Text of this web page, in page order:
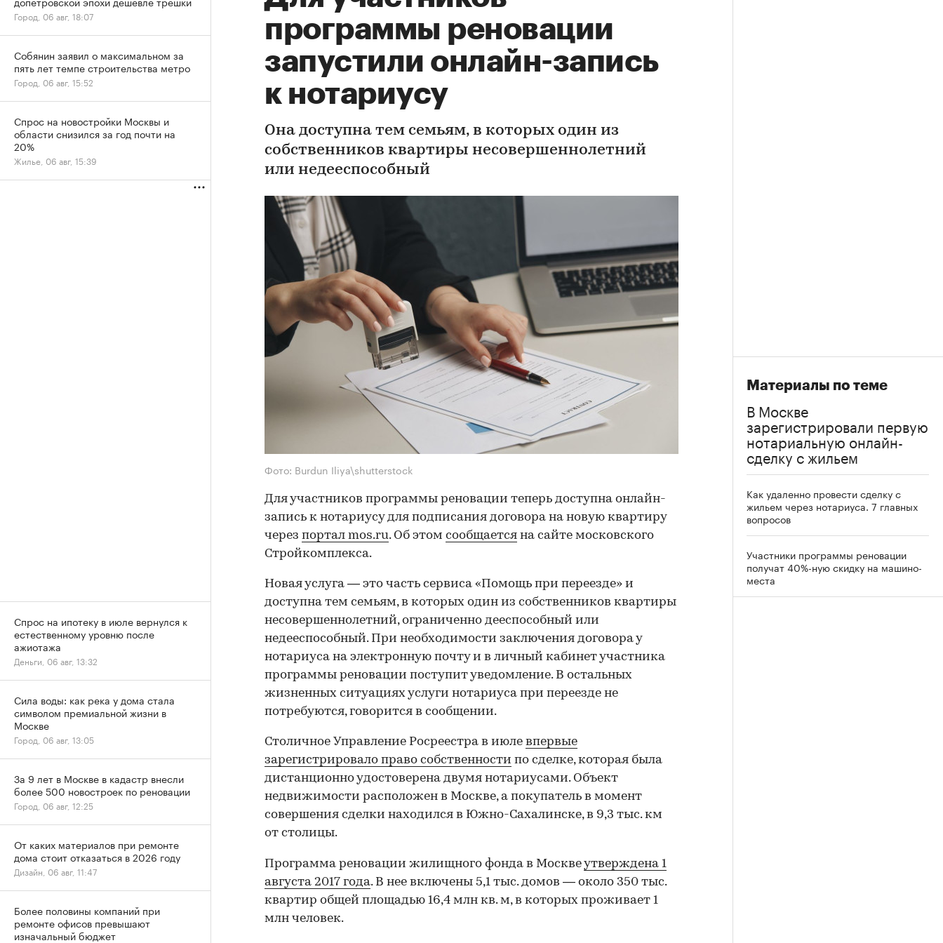
программы реновации
запустили онлайн-запись
к нотариусу
Она доступна тем семьям, в которых один из
собственников квартиры несовершеннолетний
или недееспособный
Фото: Burdun Iliya\shutterstock
Для участников программы реновации теперь доступна онлайн-
запись к нотариусу для подписания договора на новую квартиру
через портал mos.ru. Об этом сообщается на сайте московского
Стройкомплекса.
Новая услуга — это часть сервиса «Помощь при переезде» и
доступна тем семьям, в которых один из собственников квартиры
несовершеннолетний, ограниченно дееспособный или
недееспособный. При необходимости заключения договора у
нотариуса на электронную почту и в личный кабинет участника
программы реновации поступит уведомление. В остальных
жизненных ситуациях услуги нотариуса при переезде не
потребуются, говорится в сообщении.
Столичное Управление Росреестра в июле впервые
зарегистрировало право собственности по сделке, которая была
дистанционно удостоверена двумя нотариусами. Объект
недвижимости расположен в Москве, а покупатель в момент
совершения сделки находился в Южно-Сахалинске, в 9,3 тыс. км
от столицы.
Программа реновации жилищного фонда в Москвеутверждена 1
августа 2017 года. В нее включены 5,1 тыс. домов — около 350 тыс.
квартир общей площадью 16,4 млн кв. м, в которых проживает 1
млн человек.
Материалы по теме
В Москве
зарегистрировали первую
нотариальную онлайн-
сделку с жильем
Как удаленно провести сделку с
жильем через нотариуса. 7 главных
вопросов
Участники программы реновации
получат 40%-ную скидку на машино-
места
Город, 06 авг, 18:07
Собянин заявил о максимальном за
пять лет темпе строительства метро
Город, 06 авг, 15:52
Спрос на новостройки Москвы и
области снизился за год почти на
20%
Жилье, 06 авг, 15:39
Спрос на ипотеку в июле вернулся к
естественному уровню после
ажиотажа
Деньги, 06 авг, 13:32
Сила воды: как река у дома стала
символом премиальной жизни в
Москве
Город, 06 авг, 13:05
За 9 лет в Москве в кадастр внесли
более 500 новостроек по реновации
Город, 06 авг, 12:25
От каких материалов при ремонте
дома стоит отказаться в 2026 году
Дизайн, 06 авг, 11:47
Более половины компаний при
ремонте офисов превышают
изначальный бюджет